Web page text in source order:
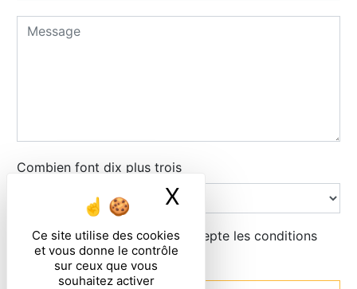
Ce site utilise des cookies
et vous donne le contrôle
sur ceux que vous
souhaitez activer
X Masquer le
Combien font dix plus trois
En cochant cette case, j'accepte les conditions
particulières ci-dessous **